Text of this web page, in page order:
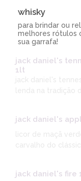
whisky
para brindar ou
melhores rótulos
sua garrafa!
jack daniel's
1lt
jack daniel's
lenda na tradição
jack daniel's
licor de maçã
carvalho do
jack daniel's fire